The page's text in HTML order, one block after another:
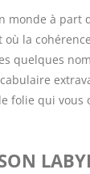
monde à part
la
quelques
folie qui vous